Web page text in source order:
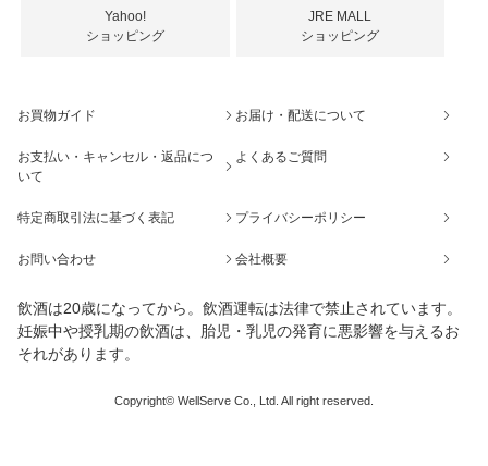
Yahoo!
ショッピング
JRE MALL
ショッピング
お買物ガイド お届け・配送について
お支払い・キャンセル・返品につ
いて
よくあるご質問
特定商取引法に基づく表記 プライバシーポリシー
お問い合わせ 会社概要
飲酒は20歳になってから。飲酒運転は法律で禁止されています。
妊娠中や授乳期の飲酒は、胎児・乳児の発育に悪影響を与えるお
それがあります。
Copyright© WellServe Co., Ltd. All right reserved.